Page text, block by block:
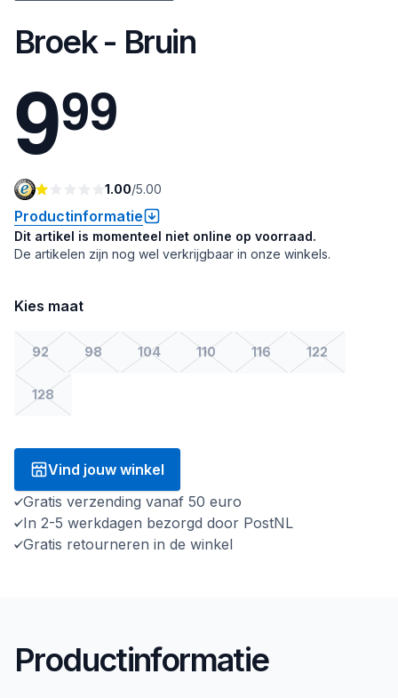
Broek - Bruin
999
1.00/5.00
Productinformatie
Dit artikel is momenteel niet online op voorraad.
De artikelen zijn nog wel verkrijgbaar in onze winkels.
Kies maat
92 98 104 110 116 122
128
Vind jouw winkel
Gratis verzending vanaf 50 euro
In 2-5 werkdagen bezorgd door PostNL
Gratis retourneren in de winkel
Productinformatie